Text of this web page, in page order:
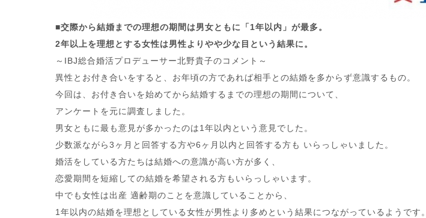
■交際から結婚までの理想の期間は男女ともに「1年以内」が最多。
2年以上を理想とする女性は男性よりやや少な目という結果に。
～IBJ総合婚活プロデューサー北野貴子のコメント～
異性とお付き合いをすると、お年頃の方であれば相手との結婚を多からず意識するもの。
今回は、お付き合いを始めてから結婚するまでの理想の期間について、
アンケートを元に調査しました。
男女ともに最も意見が多かったのは1年以内という意見でした。
少数派ながら3ヶ月と回答する方や6ヶ月以内と回答する方も いらっしゃいました。
婚活をしている方たちは結婚への意識が高い方が多く、
恋愛期間を短縮しての結婚を希望される方もいらっしゃいます。
中でも女性は出産 適齢期のことを意識していることから、
1年以内の結婚を理想としている女性が男性より多めという結果につながっているようです。